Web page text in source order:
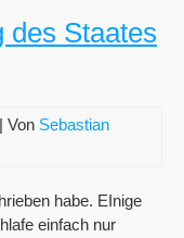
des Staates
| Von Sebastian
habe. EInige
einfach nur